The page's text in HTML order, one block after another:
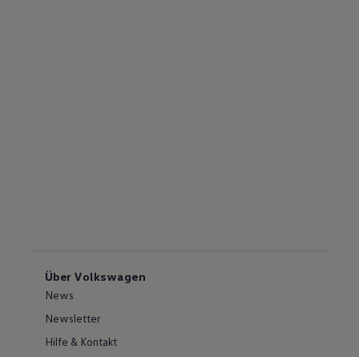
Über Volkswagen
News
Newsletter
Hilfe & Kontakt